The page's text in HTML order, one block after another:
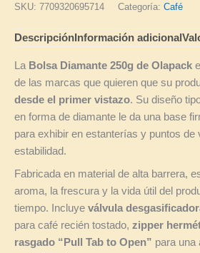
SKU: 7709320695714 Categoría: Café
Descripción Información adicional
La Bolsa Diamante 250g de Olapack
de las marcas que quieren que su
desde el primer vistazo. Su diseño
en forma de diamante le da una base
para exhibir en estanterías y puntos de
estabilidad.
Fabricada en material de alta barrera,
aroma, la frescura y la vida útil del
tiempo. Incluye válvula
para café recién tostado, zipper
rasgado “Pull Tab to Open” para una